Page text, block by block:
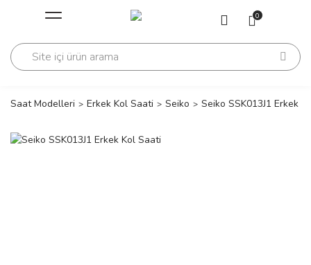
Geri Dön
Geri Dön 0
Saat Modelleri Erkek Kol Saati Seiko Seiko SSK013J1 Erkek